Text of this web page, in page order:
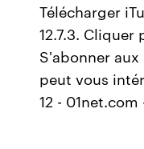
Télécharger
12.7.3.
S'abonner
peut vous
12 -